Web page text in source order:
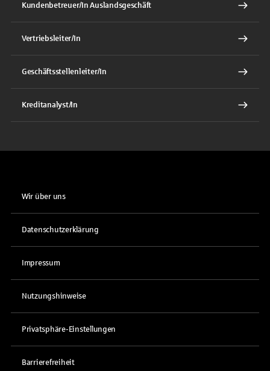
Kundenbetreuer/In Auslandsgeschäft
Vertriebsleiter/In
Geschäftsstellenleiter/In
Kreditanalyst/In
Wir über uns
Datenschutzerklärung
Impressum
Nutzungshinweise
Privatsphäre-Einstellungen
Barrierefreiheit